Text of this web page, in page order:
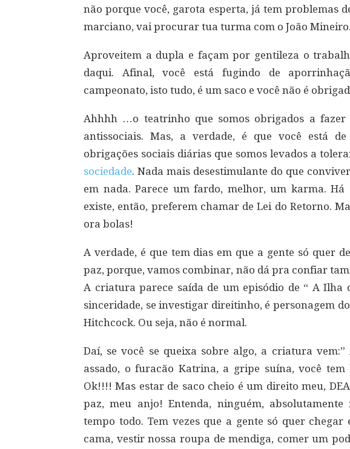
não porque você, garota esperta, já tem problemas
marciano, vai procurar tua turma com o João Mineiro.
Aproveitem a dupla e façam por gentileza o
daqui. Afinal, você está fugindo de
campeonato, isto tudo, é um saco e você não é
Ahhhh …o teatrinho que somos obrigados a fazer
antissociais. Mas, a verdade, é que você está
obrigações sociais diárias que somos levados a
sociedade. Nada mais desestimulante do que
em nada. Parece um fardo, melhor, um karma.
existe, então, preferem chamar de Lei do Retorno.
ora bolas!
A verdade, é que tem dias em que a gente só quer
paz, porque, vamos combinar, não dá pra confiar
A criatura parece saída de um episódio de “ A Ilha
sinceridade, se investigar direitinho, é personagem
Hitchcock. Ou seja, não é normal.
Daí, se você se queixa sobre algo, a criatura
assado, o furacão Katrina, a gripe suína, você tem
Ok!!!! Mas estar de saco cheio é um direito meu,
paz, meu anjo! Entenda, ninguém,
tempo todo. Tem vezes que a gente só quer
cama, vestir nossa roupa de mendiga, comer um